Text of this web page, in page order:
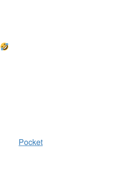
Pocket